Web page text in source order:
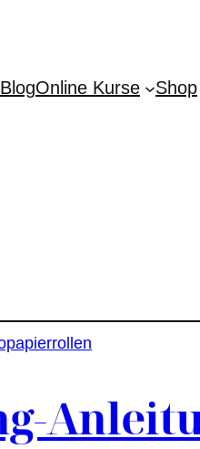
BlogOnline Kurse Shop